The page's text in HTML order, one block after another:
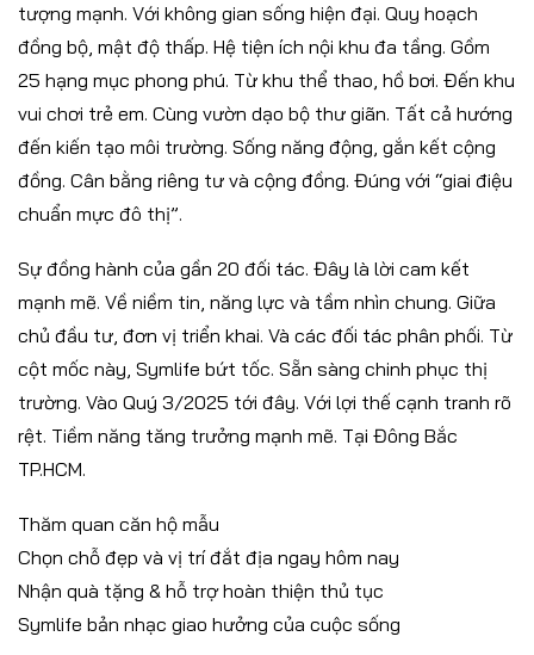
tượng mạnh. Với không gian sống hiện đại. Quy hoạch
đồng bộ, mật độ thấp. Hệ tiện ích nội khu đa tầng. Gồm
25 hạng mục phong phú. Từ khu thể thao, hồ bơi. Đến khu
vui chơi trẻ em. Cùng vườn dạo bộ thư giãn. Tất cả hướng
đến kiến tạo môi trường. Sống năng động, gắn kết cộng
đồng. Cân bằng riêng tư và cộng đồng. Đúng với “giai điệu
chuẩn mực đô thị”.
Sự đồng hành của gần 20 đối tác. Đây là lời cam kết
mạnh mẽ. Về niềm tin, năng lực và tầm nhìn chung. Giữa
chủ đầu tư, đơn vị triển khai. Và các đối tác phân phối. Từ
cột mốc này, Symlife bứt tốc. Sẵn sàng chinh phục thị
trường. Vào Quý 3/2025 tới đây. Với lợi thế cạnh tranh rõ
rệt. Tiềm năng tăng trưởng mạnh mẽ. Tại Đông Bắc
TP.HCM.
Thăm quan căn hộ mẫu
Chọn chỗ đẹp và vị trí đắt địa ngay hôm nay
Nhận quà tặng & hỗ trợ hoàn thiện thủ tục
Symlife bản nhạc giao hưởng của cuộc sống